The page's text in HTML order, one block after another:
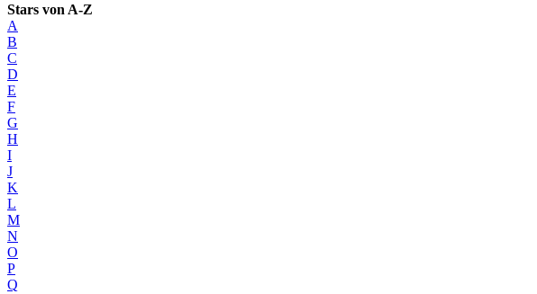
Stars von A-Z
A
B
C
D
E
F
G
H
I
J
K
L
M
N
O
P
Q